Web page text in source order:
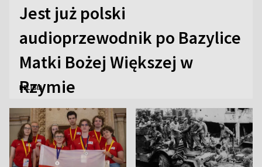
Jest już polski
audioprzewodnik po Bazylice
Matki Bożej Większej w
Rzymie
RELIGIA